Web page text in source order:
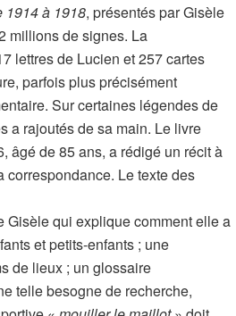
1914 à 1918, présentés par Gisèle
millions de signes. La
lettres de Lucien et 257 cartes
parfois plus précisément
Sur certaines légendes de
a rajoutés de sa main. Le livre
âgé de 85 ans, a rédigé un récit à
correspondance. Le texte des
Gisèle qui explique comment elle a
et petits-enfants ; une
de lieux ; un glossaire
telle besogne de recherche,